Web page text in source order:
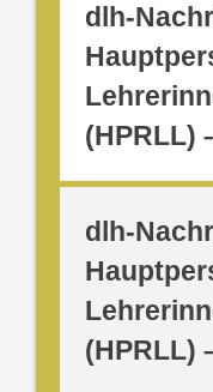
dlh-
(HPRLL)
dlh-
(HPRLL)